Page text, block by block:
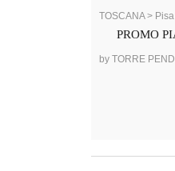
TOSCANA > Pisa
PROMO
by TORRE